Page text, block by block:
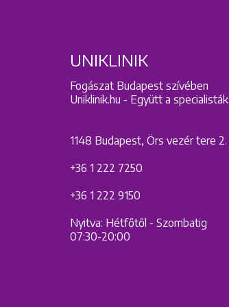
UNIKLINIK
Fogászat Budapest szívében
Uniklinik.hu - Együtt a specialisták
1148 Budapest, Örs vezér tere 2.
+36 1 222 7250
+36 1 222 9150
Nyitva: Hétfőtől - Szombatig
07:30-20:00